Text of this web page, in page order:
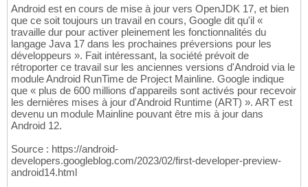
Android est en cours de mise à jour vers OpenJDK 17, et bien
que ce soit toujours un travail en cours, Google dit qu'il «
travaille dur pour activer pleinement les fonctionnalités du
langage Java 17 dans les prochaines préversions pour les
développeurs ». Fait intéressant, la société prévoit de
rétroporter ce travail sur les anciennes versions d'Android via le
module Android RunTime de Project Mainline. Google indique
que « plus de 600 millions d'appareils sont activés pour recevoir
les dernières mises à jour d'Android Runtime (ART) ». ART est
devenu un module Mainline pouvant être mis à jour dans
Android 12.
Source : https://android-
developers.googleblog.com/2023/02/first-developer-preview-
android14.html